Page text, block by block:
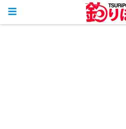
ホーム 釣行リポート